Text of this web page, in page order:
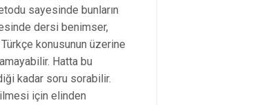
sayesinde bunların
dersi benimser,
konusunun üzerine
Hatta bu
kadar soru sorabilir.
için elinden